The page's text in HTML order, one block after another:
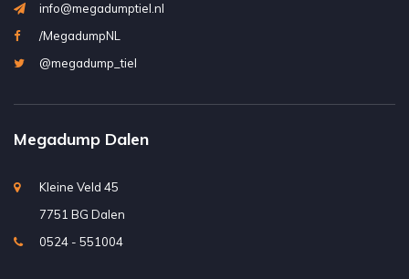
info@megadumptiel.nl
/MegadumpNL
@megadump_tiel
Megadump Dalen
Kleine Veld 45
7751 BG Dalen
0524 - 551004